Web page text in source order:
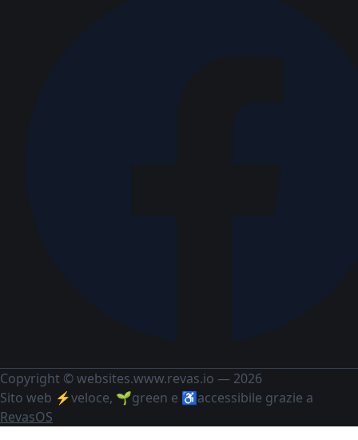
Copyright © websites.www.revas.io — 2026
Sito web ⚡️veloce, 🌱green e ♿️accessibile grazie a
RevasOS